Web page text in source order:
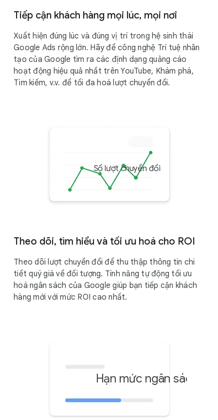
Tiếp cận khách hàng mọi lúc, mọi nơi
Xuất hiện đúng lúc và đúng vị trí trong hệ sinh thái
Google Ads rộng lớn. Hãy để công nghệ Trí tuệ nhân
tạo của Google tìm ra các định dạng quảng cáo
hoạt động hiệu quả nhất trên YouTube, Khám phá,
Tìm kiếm, v.v. để tối đa hoá lượt chuyển đổi.
Số lượt chuyển đổi
Theo dõi, tìm hiểu và tối ưu hoá cho ROI
Theo dõi lượt chuyển đổi để thu thập thông tin chi
tiết quý giá về đối tượng. Tính năng tự động tối ưu
hoá ngân sách của Google giúp bạn tiếp cận khách
hàng mới với mức ROI cao nhất.
Hạn mức ngân sách